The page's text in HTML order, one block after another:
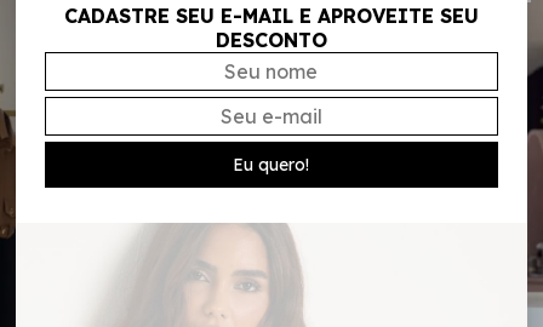
CADASTRE SEU E-MAIL E APROVEITE SEU
DESCONTO
Eu quero!